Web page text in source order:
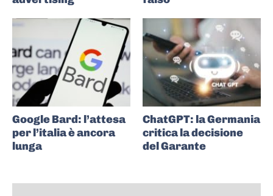
Google Bard: l’attesa
per l’italia è ancora
lunga
ChatGPT: la Germania
critica la decisione
del Garante